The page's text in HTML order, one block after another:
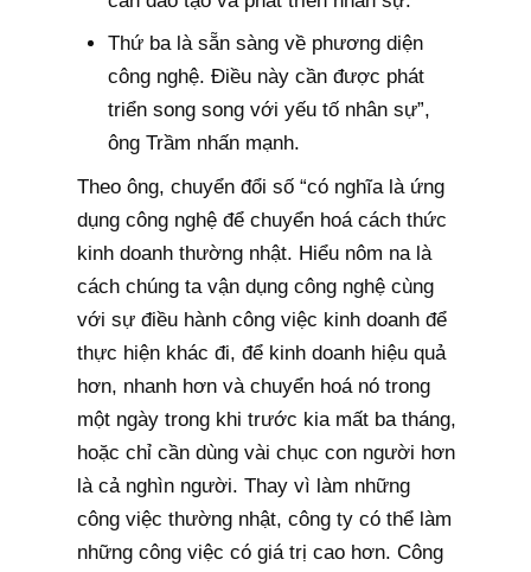
Thứ ba là sẵn sàng về phương diện
công nghệ. Điều này cần được phát
triển song song với yếu tố nhân sự”,
ông Trầm nhấn mạnh.
Theo ông, chuyển đổi số “có nghĩa là ứng
dụng công nghệ để chuyển hoá cách thức
kinh doanh thường nhật. Hiểu nôm na là
cách chúng ta vận dụng công nghệ cùng
với sự điều hành công việc kinh doanh để
thực hiện khác đi, để kinh doanh hiệu quả
hơn, nhanh hơn và chuyển hoá nó trong
một ngày trong khi trước kia mất ba tháng,
hoặc chỉ cần dùng vài chục con người hơn
là cả nghìn người. Thay vì làm những
công việc thường nhật, công ty có thể làm
những công việc có giá trị cao hơn. Công